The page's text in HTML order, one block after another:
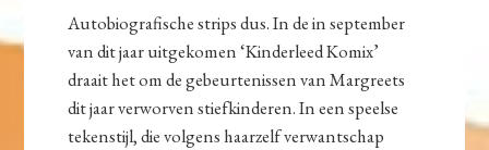
Autobiografische strips dus. In de in september
van dit jaar uitgekomen ‘Kinderleed Komix’
draait het om de gebeurtenissen van Margreets
dit jaar verworven stiefkinderen. In een speelse
tekenstijl, die volgens haarzelf verwantschap